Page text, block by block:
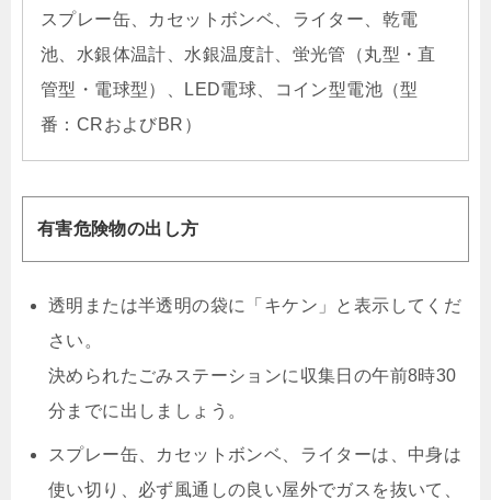
スプレー缶、カセットボンベ、ライター、乾電
池、水銀体温計、水銀温度計、蛍光管（丸型・直
管型・電球型）、LED電球、コイン型電池（型
番：CRおよびBR）
有害危険物の出し方
透明または半透明の袋に「キケン」と表示してくだ
さい。
決められたごみステーションに収集日の午前8時30
分までに出しましょう。
スプレー缶、カセットボンベ、ライターは、中身は
使い切り、必ず風通しの良い屋外でガスを抜いて、